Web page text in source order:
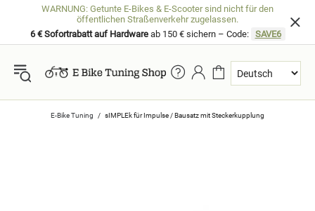
WARNUNG: Getunte E-Bikes & E-Scooter sind nicht für den
öffentlichen Straßenverkehr zugelassen.
6 € Sofortrabatt auf Hardwareab 150 € sichern – Code: SAVE6
E-Bike Tuning sIMPLEk für Impulse / Bausatz mit Steckerkupplung